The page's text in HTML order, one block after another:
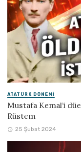
ATATÜRK DÖNEMI
Mustafa Kemal’i
Rüstem
25 Şubat 2024